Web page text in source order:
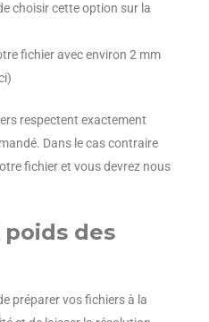
choisir cette option sur la
fichier avec environ 2 mm
)
respectent exactement
Dans le cas contraire
fichier et vous devrez nous
des
préparer vos fichiers à la